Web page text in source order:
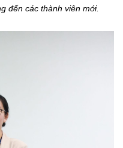
đến các thành viên mới.